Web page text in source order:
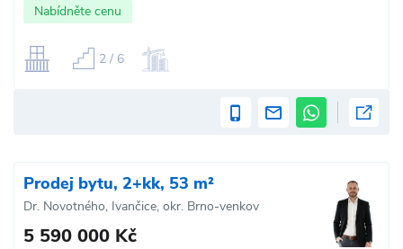
Nabídněte cenu
2 / 6
Prodej bytu, 2+kk, 53 m²
Dr. Novotného, Ivančice, okr. Brno-venkov
5 590 000 Kč